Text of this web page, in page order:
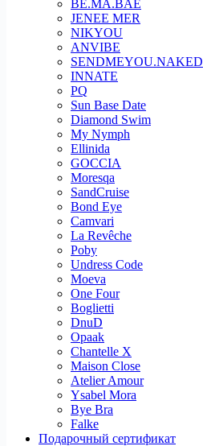
BE.MA.BAE
JENEE MER
NIKYOU
ANVIBE
SENDMEYOU.NAKED
INNATE
PQ
Sun Base Date
Diamond Swim
My Nymph
Ellinida
GOCCIA
Moresqa
SandCruise
Bond Eye
Camvari
La Revêche
Poby
Undress Code
Moeva
One Four
Boglietti
DnuD
Opaak
Chantelle X
Maison Close
Atelier Amour
Ysabel Mora
Bye Bra
Falke
Подарочный сертификат